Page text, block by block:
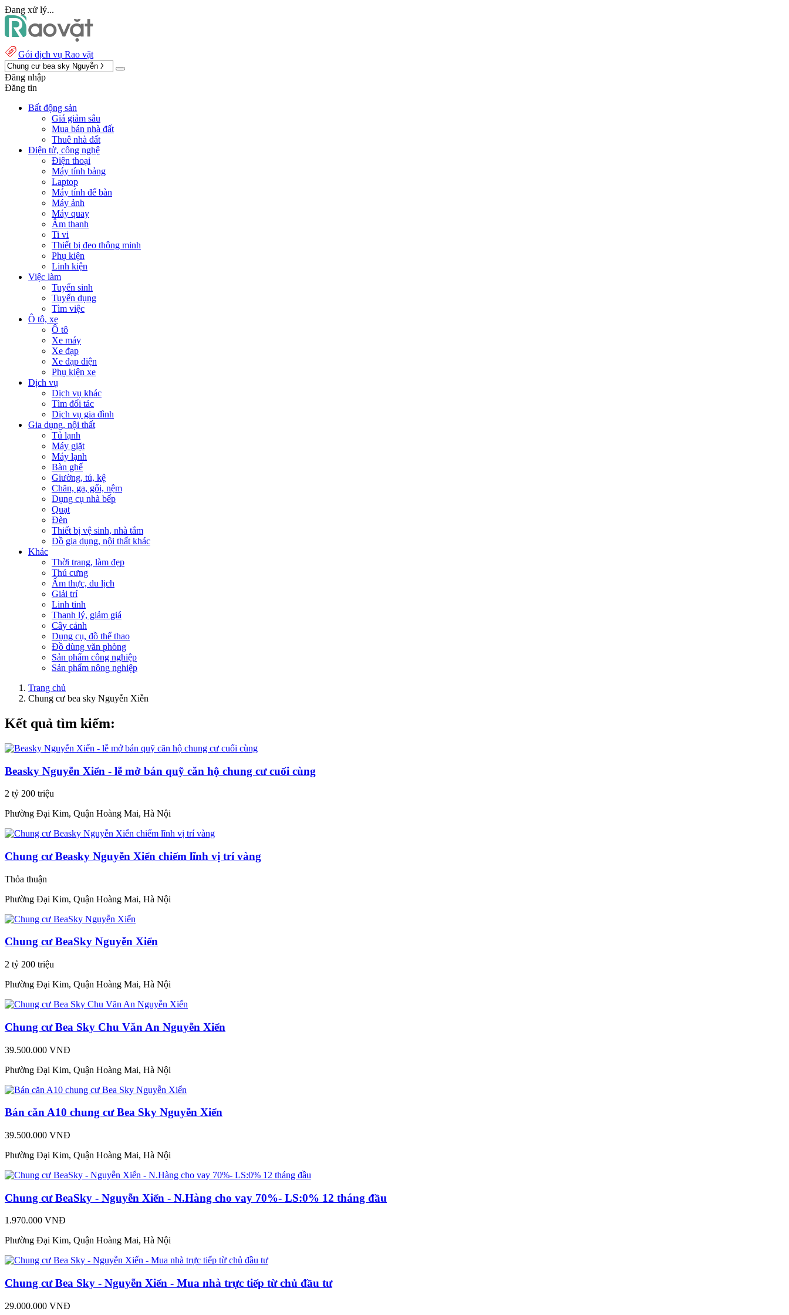
Đang xử lý...
Gói dịch vụ Rao vặt
Đăng nhập
Đăng tin
Bất động sản
Giá giảm sâu
Mua bán nhà đất
Thuê nhà đất
Điện tử, công nghệ
Điện thoại
Máy tính bảng
Laptop
Máy tính để bàn
Máy ảnh
Máy quay
Âm thanh
Ti vi
Thiết bị đeo thông minh
Phụ kiện
Linh kiện
Việc làm
Tuyển sinh
Tuyển dụng
Tìm việc
Ô tô, xe
Ô tô
Xe máy
Xe đạp
Xe đạp điện
Phụ kiện xe
Dịch vụ
Dịch vụ khác
Tìm đối tác
Dịch vụ gia đình
Gia dụng, nội thất
Tủ lạnh
Máy giặt
Máy lạnh
Bàn ghế
Giường, tủ, kệ
Chăn, ga, gối, nệm
Dụng cụ nhà bếp
Quạt
Đèn
Thiết bị vệ sinh, nhà tắm
Đồ gia dụng, nội thất khác
Khác
Thời trang, làm đẹp
Thú cưng
Ẩm thực, du lịch
Giải trí
Linh tinh
Thanh lý, giảm giá
Cây cảnh
Dụng cụ, đồ thể thao
Đồ dùng văn phòng
Sản phẩm công nghiệp
Sản phẩm nông nghiệp
Trang chủ
Chung cư bea sky Nguyễn Xiễn
Kết quả tìm kiếm:
Beasky Nguyễn Xiển - lễ mở bán quỹ căn hộ chung cư cuối cùng
2 tỷ 200 triệu
Phường Đại Kim, Quận Hoàng Mai, Hà Nội
Chung cư Beasky Nguyễn Xiển chiếm lĩnh vị trí vàng
Thỏa thuận
Phường Đại Kim, Quận Hoàng Mai, Hà Nội
Chung cư BeaSky Nguyễn Xiển
2 tỷ 200 triệu
Phường Đại Kim, Quận Hoàng Mai, Hà Nội
Chung cư Bea Sky Chu Văn An Nguyễn Xiển
39.500.000 VNĐ
Phường Đại Kim, Quận Hoàng Mai, Hà Nội
Bán căn A10 chung cư Bea Sky Nguyễn Xiển
39.500.000 VNĐ
Phường Đại Kim, Quận Hoàng Mai, Hà Nội
Chung cư BeaSky - Nguyễn Xiển - N.Hàng cho vay 70%- LS:0% 12 tháng đầu
1.970.000 VNĐ
Phường Đại Kim, Quận Hoàng Mai, Hà Nội
Chung cư Bea Sky - Nguyễn Xiển - Mua nhà trực tiếp từ chủ đầu tư
29.000.000 VNĐ